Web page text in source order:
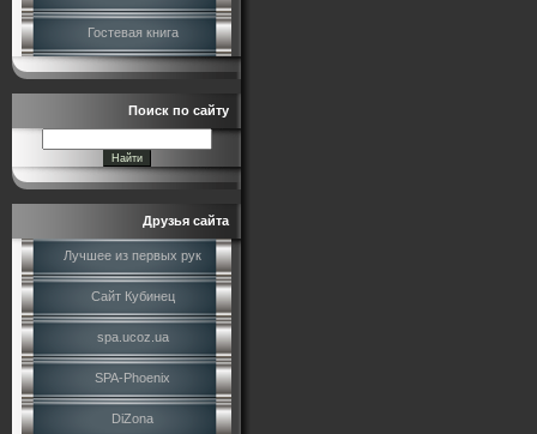
Гостевая книга
Поиск по сайту
Друзья сайта
Лучшее из первых рук
Сайт Кубинец
spa.ucoz.ua
SPA-Phoenix
DiZona